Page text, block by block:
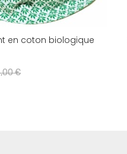
en coton biologique
€